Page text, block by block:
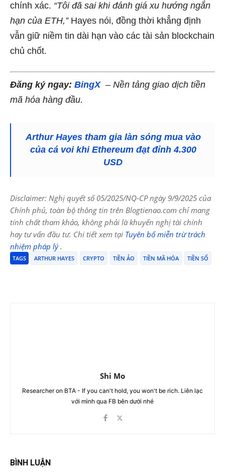
chính xác. “Tôi đã sai khi đánh giá xu hướng ngắn
hạn của ETH,”Hayes nói, đồng thời khẳng định
vẫn giữ niềm tin dài hạn vào các tài sản blockchain
chủ chốt.
Đăng ký ngay: BingX– Nền tảng giao dịch tiền
mã hóa hàng đầu.
Arthur Hayes tham gia làn sóng mua vào
của cá voi khi Ethereum đạt đỉnh 4.300
USD
Disclaimer: Nghị quyết số 05/2025/NQ-CP ngày 9/9/2025 của
Chính phủ, toàn bộ thông tin trên Blogtienao.com chỉ mang
tính chất tham khảo, không phải là khuyến nghị tài chính
hay tư vấn đầu tư. Chi tiết xem tại Tuyên bố miễn trừ trách
nhiệm pháp lý.
TAGS ARTHUR HAYES CRYPTO TIỀN ẢO TIỀN MÃ HÓA TIỀN SỐ
Shi Mo
Researcher on BTA - If you can't hold, you won't be rich. Liên lạc
với mình qua FB bên dưới nhé
BÌNH LUẬN